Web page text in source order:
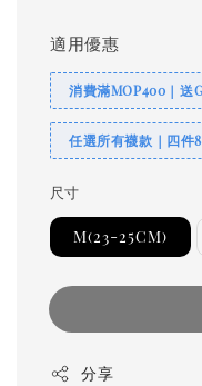
適用優惠
消費滿MOP400｜送
任選所有襪款｜四件
尺寸
M(23-25CM)
分享